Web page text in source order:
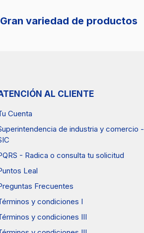
Gran variedad de productos
AL CLIENTE
Cuenta
de industria y comercio -
- Radica o consulta tu solicitud
Leal
Frecuentes
y condiciones I
y condiciones III